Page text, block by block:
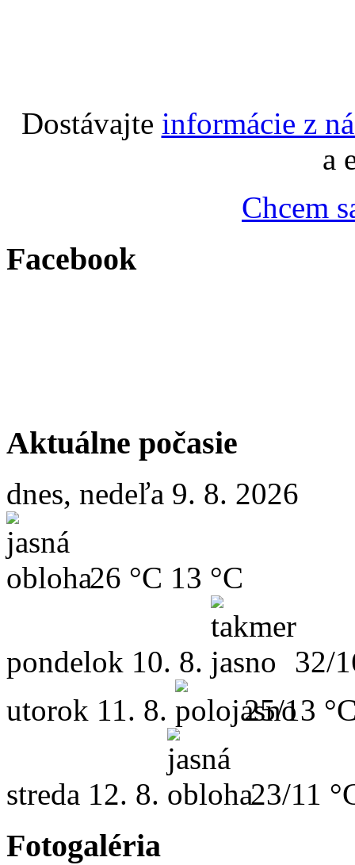
Dostávajte informácie z
a
Chcem
Facebook
Aktuálne počasie
dnes, nedeľa 9. 8. 2026
26 °C 13 °C
pondelok 10. 8.
32/
utorok 11. 8. 25/13
streda 12. 8. 23/11
Fotogaléria